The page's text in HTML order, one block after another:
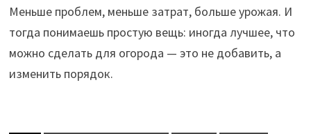
Меньше проблем, меньше затрат, больше урожая. И
тогда понимаешь простую вещь: иногда лучшее, что
можно сделать для огорода — это не добавить, а
изменить порядок.